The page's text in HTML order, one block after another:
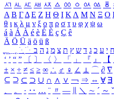
ㅺ ㅻ ㅼ ㅽ ㅾ ㅿ ㆀ ㆁ ㆂ ㆃ ㆄ
Α Β ΓΔ Ε Ζ Η Θ Ι ΚΛ Μ Ν Ξ Ο
θ ι κ λ μ ν ξ ο π ρ σ τ υ φ χ ψ ω
á à Á À é è É È ç Ç ê
Ä Ö Ü ä ö ü ß
ִֶֹ ֻּ ׁׂ ח י ע כ ג ד ש ץ ת צ מ נ ה ב
‘ ’ “ ” 〔 〕 〈 〉 「 」 『 』 【
± × ÷ ≠ ≤ ≥ ∞ ∴ ♂ ♀ ∠ ⊥ ⌒ ∂ ∇
⊆ ⊇ ⊂ ⊃ ∪ ∩ ∧ ∨ ￢ ⇒ ⇔ ∀ ∃
、
。 · ‥ … ¨ 〃 ― ＼ ∼ ´ ～ ˇ